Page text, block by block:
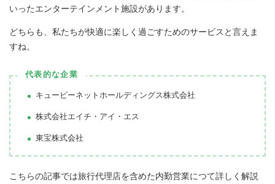
いったエンターテインメント施設があります。
どちらも、私たちが快適に楽しく過ごすためのサービスと言えま
すね。
代表的な企業
キュービーネットホールディングス株式会社
株式会社エイチ・アイ・エス
東宝株式会社
こちらの記事では旅行代理店を含めた内勤営業につて詳しく解説